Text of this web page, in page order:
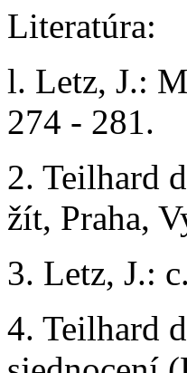
Literatúra:
l. Letz, J.:
274 - 281.
2. Teilhard
žít, Praha,
3. Letz, J.:
4. Teilhard